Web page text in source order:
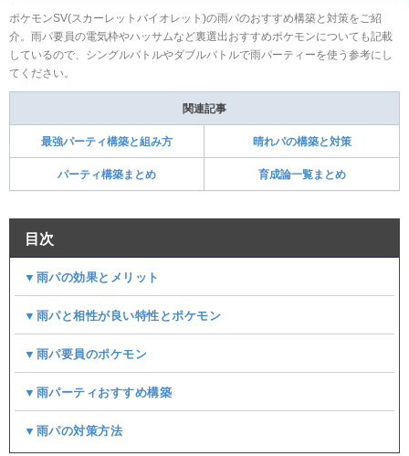
ポケモンSV(スカーレットバイオレット)の雨パのおすすめ構築と対策をご紹
介。雨パ要員の電気枠やハッサムなど裏選出おすすめポケモンについても記載
しているので、シングルバトルやダブルバトルで雨パーティーを使う参考にし
てください。
関連記事
最強パーティ構築と組み方 晴れパの構築と対策
パーティ構築まとめ 育成論一覧まとめ
目次
▼雨パの効果とメリット
▼雨パと相性が良い特性とポケモン
▼雨パ要員のポケモン
▼雨パーティおすすめ構築
▼雨パの対策方法